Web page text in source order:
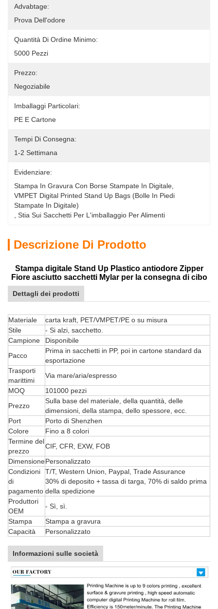
Advabtage:
Prova Dell'odore
Quantità Di Ordine Minimo:
5000 Pezzi
Prezzo:
Negoziabile
Imballaggi Particolari:
PE E Cartone
Tempi Di Consegna:
1-2 Settimana
Evidenziare:
Stampa In Gravura Con Borse Stampate In Digitale
VMPET Digital Printed Stand Up Bags (Bolle In Piedi
Stampate In Digitale)
Stia Sui Sacchetti Per L'imballaggio Per Alimenti
Descrizione Di Prodotto
Stampa digitale Stand Up Plastico antiodore Zipper
Fiore asciutto sacchetti Mylar per la consegna di cibo
Dettagli dei prodotti
Materiale
carta kraft, PET/VMPET/PE o su misura
Stile
- Si alzi, sacchetto.
Campione
Disponibile
Pacco
Prima in sacchetti in PP, poi in cartone standard da
esportazione
Trasporti
marittimi
Via mare/aria/espresso
MOQ
101000 pezzi
Prezzo
Sulla base del materiale, della quantità, delle
dimensioni, della stampa, dello spessore, ecc.
Port
Porto di Shenzhen
Colore
Fino a 8 colori
Termine del
prezzo
CIF, CFR, EXW, FOB
DimensionePersonalizzato
Condizioni
di
pagamento
T/T, Western Union, Paypal, Trade Assurance
30% di deposito + tassa di targa, 70% di saldo prima
della spedizione
Produttori
OEM
- Sì, sì.
Stampa
Stampa a gravura
Capacità
Personalizzato
Informazioni sulle società